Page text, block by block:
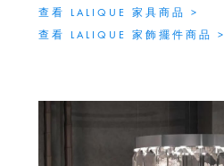
查看 LALIQUE 家具商品 >
查看 LALIQUE 家飾擺件商品 >